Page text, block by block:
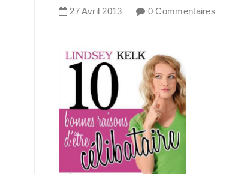
27Avril 2013 0 Commentaires